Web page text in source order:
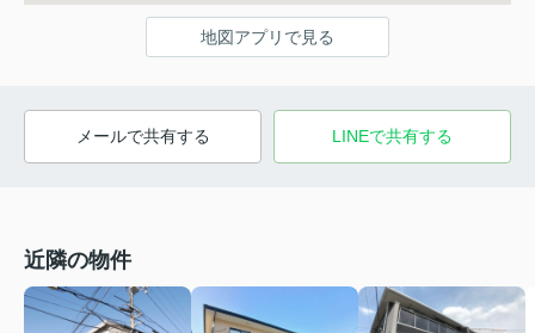
地図アプリで見る
メールで共有する LINEで共有する
近隣の物件